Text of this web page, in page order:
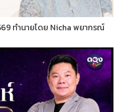
ทำนายโดย Nicha พยากรณ์